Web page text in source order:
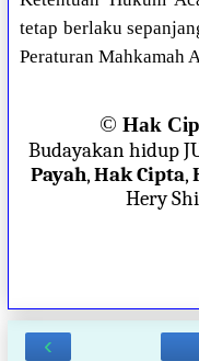
tetap berlaku
Peraturan Mahkamah
© Hak
Budayakan hidup
Payah,Hak Cipta,
Hery
‹